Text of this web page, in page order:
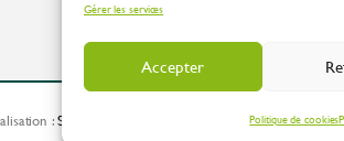
Gérer les services
Accepter
Politique de cookies
:Spirale Communication Industrielle